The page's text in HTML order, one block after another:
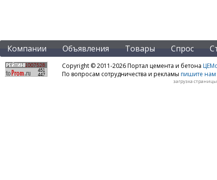
Компании Объявления Товары Спрос
Copyright © 2011-2026 Портал цемента и бетона
По вопросам сотрудничества и рекламы пишите нам
загрузка